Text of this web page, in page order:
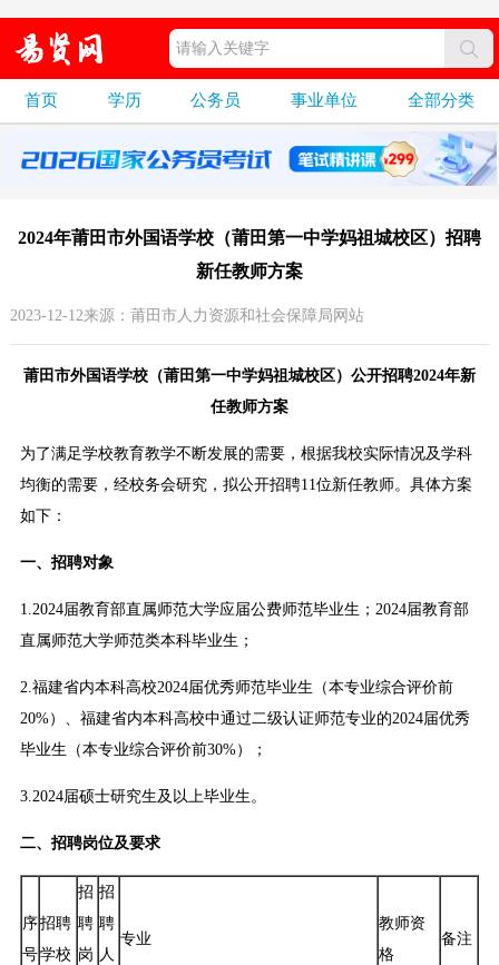
首页 学历 公务员 事业单位 全部分类
2024年莆田市外国语学校（莆田第一中学妈祖城校区）招聘
新任教师方案
2023-12-12来源：莆田市人力资源和社会保障局网站
莆田市外国语学校（莆田第一中学妈祖城校区）公开招聘2024年新
任教师方案
为了满足学校教育教学不断发展的需要，根据我校实际情况及学科
均衡的需要，经校务会研究，拟公开招聘11位新任教师。具体方案
如下：
一、招聘对象
1.2024届教育部直属师范大学应届公费师范毕业生；2024届教育部
直属师范大学师范类本科毕业生；
2.福建省内本科高校2024届优秀师范毕业生（本专业综合评价前
20%）、福建省内本科高校中通过二级认证师范专业的2024届优秀
毕业生（本专业综合评价前30%）；
3.2024届硕士研究生及以上毕业生。
二、招聘岗位及要求
序
号
招聘
学校
招
聘
岗
招
聘
人
专业
教师资
格
备注